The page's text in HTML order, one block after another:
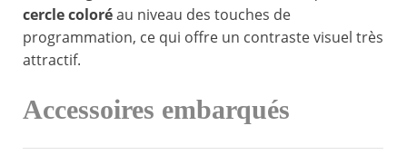
cercle coloréau niveau des touches de
programmation, ce qui offre un contraste visuel très
attractif.
Accessoires embarqués